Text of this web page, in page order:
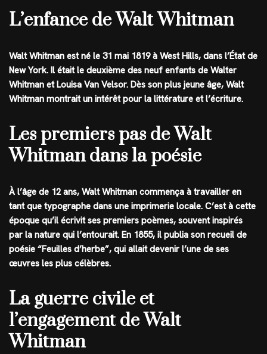
L’enfance de Walt Whitman
Walt Whitman est né le 31 mai 1819 à West Hills, dans l’État de
New York. Il était le deuxième des neuf enfants de Walter
Whitman et Louisa Van Velsor. Dès son plus jeune âge, Walt
Whitman montrait un intérêt pour la littérature et l’écriture.
Les premiers pas de Walt
Whitman dans la poésie
À l’âge de 12 ans, Walt Whitman commença à travailler en
tant que typographe dans une imprimerie locale. C’est à cette
époque qu’il écrivit ses premiers poèmes, souvent inspirés
par la nature qui l’entourait. En 1855, il publia son recueil de
poésie “Feuilles d’herbe”, qui allait devenir l’une de ses
œuvres les plus célèbres.
La guerre civile et
l’engagement de Walt
Whitman